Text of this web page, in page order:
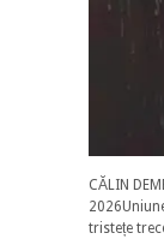
CĂLIN
tristețe